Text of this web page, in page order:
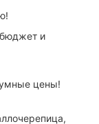
цены!